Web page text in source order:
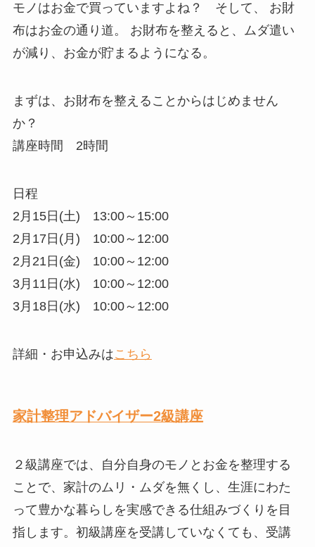
モノはお金で買っていますよね？ そして、 お財
布はお金の通り道。 お財布を整えると、ムダ遣い
が減り、お金が貯まるようになる。
まずは、お財布を整えることからはじめません
か？
講座時間 2時間
日程
2月15日(土) 13:00～15:00
2月17日(月) 10:00～12:00
2月21日(金) 10:00～12:00
3月11日(水) 10:00～12:00
3月18日(水) 10:00～12:00
詳細・お申込みはこちら
家計整理アドバイザー2級講座
２級講座では、自分自身のモノとお金を整理する
ことで、家計のムリ・ムダを無くし、生涯にわた
って豊かな暮らしを実感できる仕組みづくりを目
指します。初級講座を受講していなくても、受講